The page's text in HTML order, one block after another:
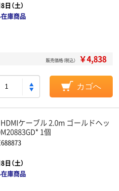
日（土）
庫商品
販売価格（税込） ￥4,838
カゴへ
ケーブル 2.0m ゴールドヘッ
1個
日（土）
庫商品